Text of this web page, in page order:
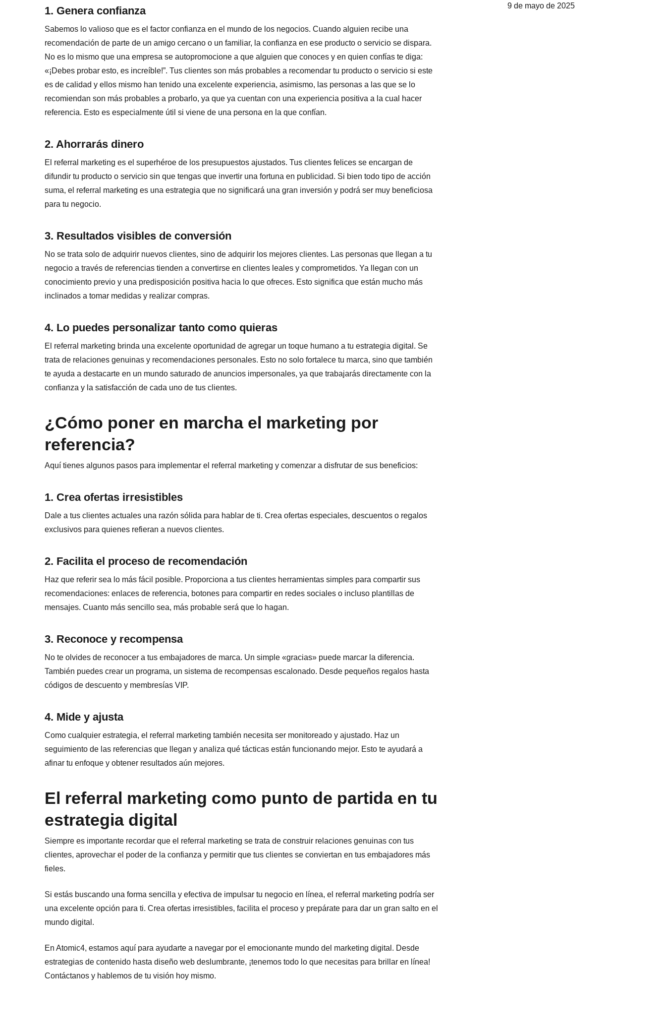
1. Genera confianza
Sabemos lo valioso que es el factor confianza en el mundo de los negocios. Cuando alguien recibe una
recomendación de parte de un amigo cercano o un familiar, la confianza en ese producto o servicio se dispara.
No es lo mismo que una empresa se autopromocione a que alguien que conoces y en quien confías te diga:
«¡Debes probar esto, es increíble!”. Tus clientes son más probables a recomendar tu producto o servicio si este
es de calidad y ellos mismo han tenido una excelente experiencia, asimismo, las personas a las que se lo
recomiendan son más probables a probarlo, ya que ya cuentan con una experiencia positiva a la cual hacer
referencia. Esto es especialmente útil si viene de una persona en la que confían.
2. Ahorrarás dinero
El referral marketing es el superhéroe de los presupuestos ajustados. Tus clientes felices se encargan de
difundir tu producto o servicio sin que tengas que invertir una fortuna en publicidad. Si bien todo tipo de acción
suma, el referral marketing es una estrategia que no significará una gran inversión y podrá ser muy beneficiosa
para tu negocio.
3. Resultados visibles de conversión
No se trata solo de adquirir nuevos clientes, sino de adquirir los mejores clientes. Las personas que llegan a tu
negocio a través de referencias tienden a convertirse en clientes leales y comprometidos. Ya llegan con un
conocimiento previo y una predisposición positiva hacia lo que ofreces. Esto significa que están mucho más
inclinados a tomar medidas y realizar compras.
4. Lo puedes personalizar tanto como quieras
El referral marketing brinda una excelente oportunidad de agregar un toque humano a tu estrategia digital. Se
trata de relaciones genuinas y recomendaciones personales. Esto no solo fortalece tu marca, sino que también
te ayuda a destacarte en un mundo saturado de anuncios impersonales, ya que trabajarás directamente con la
confianza y la satisfacción de cada uno de tus clientes.
¿Cómo poner en marcha el marketing por
referencia?
Aquí tienes algunos pasos para implementar el referral marketing y comenzar a disfrutar de sus beneficios:
1. Crea ofertas irresistibles
Dale a tus clientes actuales una razón sólida para hablar de ti. Crea ofertas especiales, descuentos o regalos
exclusivos para quienes refieran a nuevos clientes.
2. Facilita el proceso de recomendación
Haz que referir sea lo más fácil posible. Proporciona a tus clientes herramientas simples para compartir sus
recomendaciones: enlaces de referencia, botones para compartir en redes sociales o incluso plantillas de
mensajes. Cuanto más sencillo sea, más probable será que lo hagan.
3. Reconoce y recompensa
No te olvides de reconocer a tus embajadores de marca. Un simple «gracias» puede marcar la diferencia.
También puedes crear un programa, un sistema de recompensas escalonado. Desde pequeños regalos hasta
códigos de descuento y membresías VIP.
4. Mide y ajusta
Como cualquier estrategia, el referral marketing también necesita ser monitoreado y ajustado. Haz un
seguimiento de las referencias que llegan y analiza qué tácticas están funcionando mejor. Esto te ayudará a
afinar tu enfoque y obtener resultados aún mejores.
El referral marketing como punto de partida en tu
estrategia digital
Siempre es importante recordar que el referral marketing se trata de construir relaciones genuinas con tus
clientes, aprovechar el poder de la confianza y permitir que tus clientes se conviertan en tus embajadores más
fieles.
Si estás buscando una forma sencilla y efectiva de impulsar tu negocio en línea, el referral marketing podría ser
una excelente opción para ti. Crea ofertas irresistibles, facilita el proceso y prepárate para dar un gran salto en el
mundo digital.
En Atomic4, estamos aquí para ayudarte a navegar por el emocionante mundo del marketing digital. Desde
estrategias de contenido hasta diseño web deslumbrante, ¡tenemos todo lo que necesitas para brillar en línea!
Contáctanos y hablemos de tu visión hoy mismo.
9 de mayo de 2025